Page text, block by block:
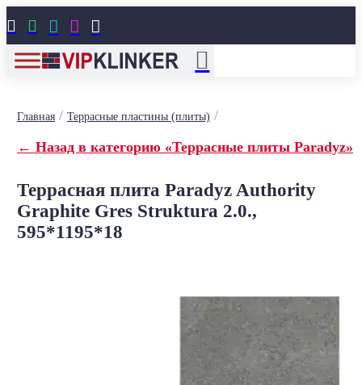
    
Главная/ Террасные пластины (плиты) /
← Назад в категорию «Террасные плиты Paradyz»
Террасная плита Paradyz Authority
Graphite Gres Struktura 2.0.,
595*1195*18